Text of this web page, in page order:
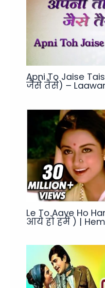
Apni To Jaise
जैसे तैसे) –
Le To Aaye Ho
आये हो हमें ) |